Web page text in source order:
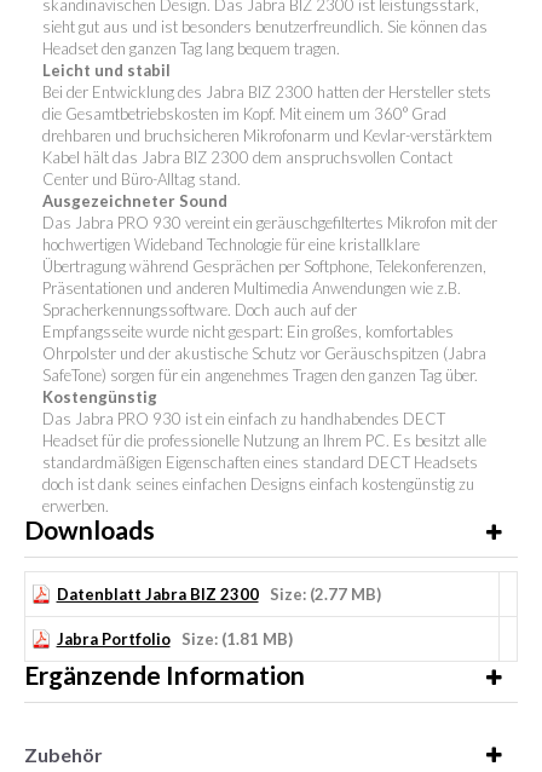
skandinavischen Design. Das Jabra BIZ 2300 ist leistungsstark,
sieht gut aus und ist besonders benutzerfreundlich. Sie können das
Headset den ganzen Tag lang bequem tragen.
Leicht und stabil
Bei der Entwicklung des Jabra BIZ 2300 hatten der Hersteller stets
die Gesamtbetriebskosten im Kopf. Mit einem um 360° Grad
drehbaren und bruchsicheren Mikrofonarm und Kevlar-verstärktem
Kabel hält das Jabra BIZ 2300 dem anspruchsvollen Contact
Center und Büro-Alltag stand.
Ausgezeichneter Sound
Das Jabra PRO 930 vereint ein geräuschgefiltertes Mikrofon mit der
hochwertigen Wideband Technologie für eine kristallklare
Übertragung während Gesprächen per Softphone, Telekonferenzen,
Präsentationen und anderen Multimedia Anwendungen wie z.B.
Spracherkennungssoftware. Doch auch auf der
Empfangsseite wurde nicht gespart: Ein großes, komfortables
Ohrpolster und der akustische Schutz vor Geräuschspitzen (Jabra
SafeTone) sorgen für ein angenehmes Tragen den ganzen Tag über.
Kostengünstig
Das Jabra PRO 930 ist ein einfach zu handhabendes DECT
Headset für die professionelle Nutzung an Ihrem PC. Es besitzt alle
standardmäßigen Eigenschaften eines standard DECT Headsets
doch ist dank seines einfachen Designs einfach kostengünstig zu
erwerben.
Downloads
Datenblatt Jabra BIZ 2300Size: (2.77 MB)
Jabra PortfolioSize: (1.81 MB)
Ergänzende Information
Zubehör